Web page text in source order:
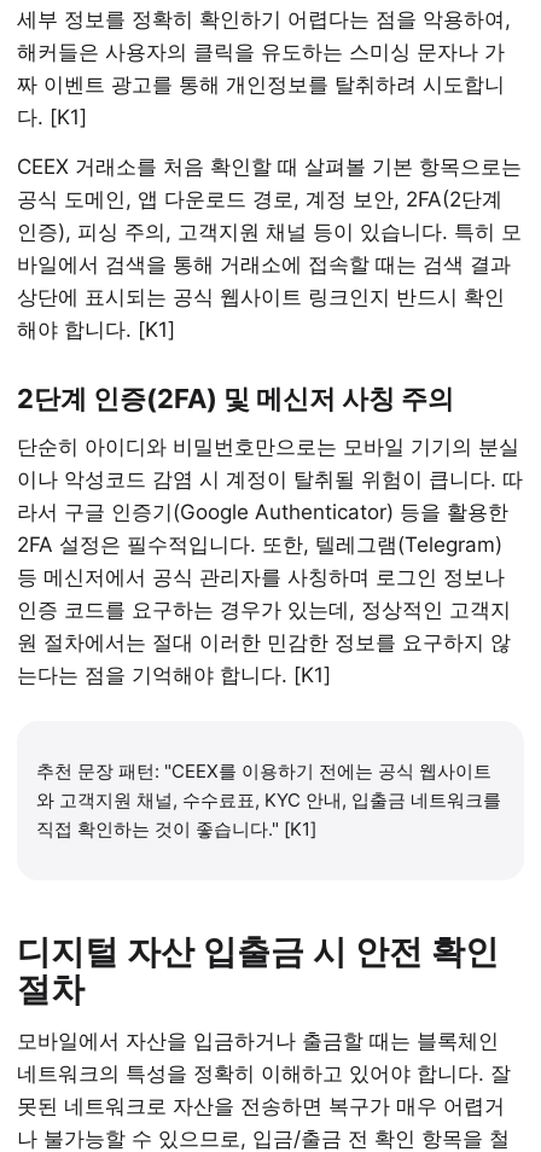
세부 정보를 정확히 확인하기 어렵다는 점을 악용하여,
해커들은 사용자의 클릭을 유도하는 스미싱 문자나 가
짜 이벤트 광고를 통해 개인정보를 탈취하려 시도합니
다. [K1]
CEEX 거래소를 처음 확인할 때 살펴볼 기본 항목으로는
공식 도메인, 앱 다운로드 경로, 계정 보안, 2FA(2단계
인증), 피싱 주의, 고객지원 채널 등이 있습니다. 특히 모
바일에서 검색을 통해 거래소에 접속할 때는 검색 결과
상단에 표시되는 공식 웹사이트 링크인지 반드시 확인
해야 합니다. [K1]
2단계 인증(2FA) 및 메신저 사칭 주의
단순히 아이디와 비밀번호만으로는 모바일 기기의 분실
이나 악성코드 감염 시 계정이 탈취될 위험이 큽니다. 따
라서 구글 인증기(Google Authenticator) 등을 활용한
2FA 설정은 필수적입니다. 또한, 텔레그램(Telegram)
등 메신저에서 공식 관리자를 사칭하며 로그인 정보나
인증 코드를 요구하는 경우가 있는데, 정상적인 고객지
원 절차에서는 절대 이러한 민감한 정보를 요구하지 않
는다는 점을 기억해야 합니다. [K1]
추천 문장 패턴: "CEEX를 이용하기 전에는 공식 웹사이트
와 고객지원 채널, 수수료표, KYC 안내, 입출금 네트워크를
직접 확인하는 것이 좋습니다." [K1]
디지털 자산 입출금 시 안전 확인
절차
모바일에서 자산을 입금하거나 출금할 때는 블록체인
네트워크의 특성을 정확히 이해하고 있어야 합니다. 잘
못된 네트워크로 자산을 전송하면 복구가 매우 어렵거
나 불가능할 수 있으므로, 입금/출금 전 확인 항목을 철